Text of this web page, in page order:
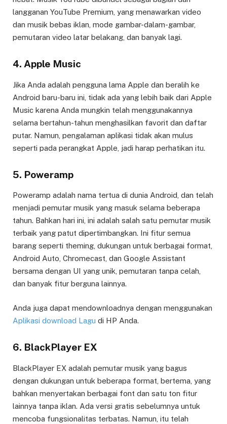
langganan YouTube Premium, yang menawarkan video
dan musik bebas iklan, mode gambar-dalam-gambar,
pemutaran video latar belakang, dan banyak lagi.
4. Apple Music
Jika Anda adalah pengguna lama Apple dan beralih ke
Android baru-baru ini, tidak ada yang lebih baik dari Apple
Music karena Anda mungkin telah menggunakannya
selama bertahun-tahun menghasilkan favorit dan daftar
putar. Namun, pengalaman aplikasi tidak akan mulus
seperti pada perangkat Apple, jadi harap perhatikan itu.
5. Poweramp
Poweramp adalah nama tertua di dunia Android, dan telah
menjadi pemutar musik yang masuk selama beberapa
tahun. Bahkan hari ini, ini adalah salah satu pemutar musik
terbaik yang patut dipertimbangkan. Ini fitur semua
barang seperti theming, dukungan untuk berbagai format,
Android Auto, Chromecast, dan Google Assistant
bersama dengan UI yang unik, pemutaran tanpa celah,
dan banyak fitur berguna lainnya.
Anda juga dapat mendownloadnya dengan menggunakan
Aplikasi download Lagu di HP Anda.
6. BlackPlayer EX
BlackPlayer EX adalah pemutar musik yang bagus
dengan dukungan untuk beberapa format, bertema, yang
bahkan menyertakan berbagai font dan satu ton fitur
lainnya tanpa iklan. Ada versi gratis sebelumnya untuk
mencoba fungsionalitas terbatas. Namun, itu telah